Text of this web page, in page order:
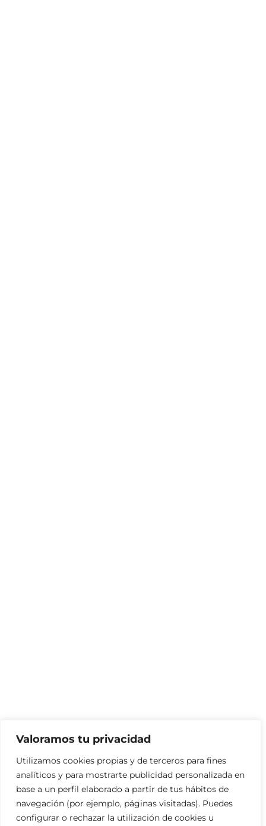
Valoramos tu privacidad
Utilizamos cookies propias y de terceros para fines
analíticos y para mostrarte publicidad personalizada en
base a un perfil elaborado a partir de tus hábitos de
navegación (por ejemplo, páginas visitadas). Puedes
configurar o rechazar la utilización de cookies u